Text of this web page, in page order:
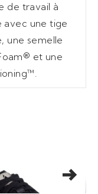
de travail à
avec une tige
une semelle
et une
SKECHERS
VASITY